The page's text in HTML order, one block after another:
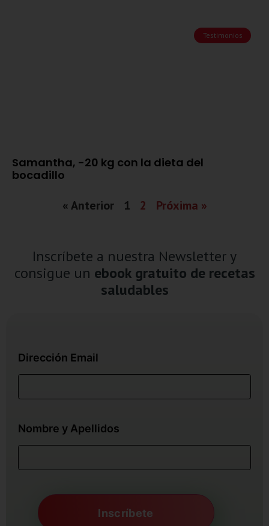
Testimonios
Samantha, -20 kg con la dieta del
bocadillo
« Anterior 1 2 Próxima »
Inscríbete a nuestra Newsletter y
consigue un ebook gratuito de recetas
saludables
Dirección Email
Nombre y Apellidos